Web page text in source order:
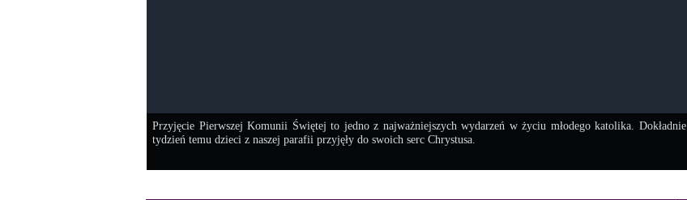
Przyjęcie Pierwszej Komunii Świętej to jedno z najważniejszych wydarzeń w życiu młodego katolika. Dokładnie
tydzień temu dzieci z naszej parafii przyjęły do swoich serc Chrystusa.